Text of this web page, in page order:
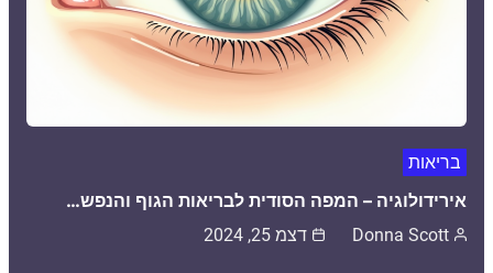
בריאות
אירידולוגיה – המפה הסודית לבריאות הגוף והנפש…
Donna Scott דצמ 25, 2024